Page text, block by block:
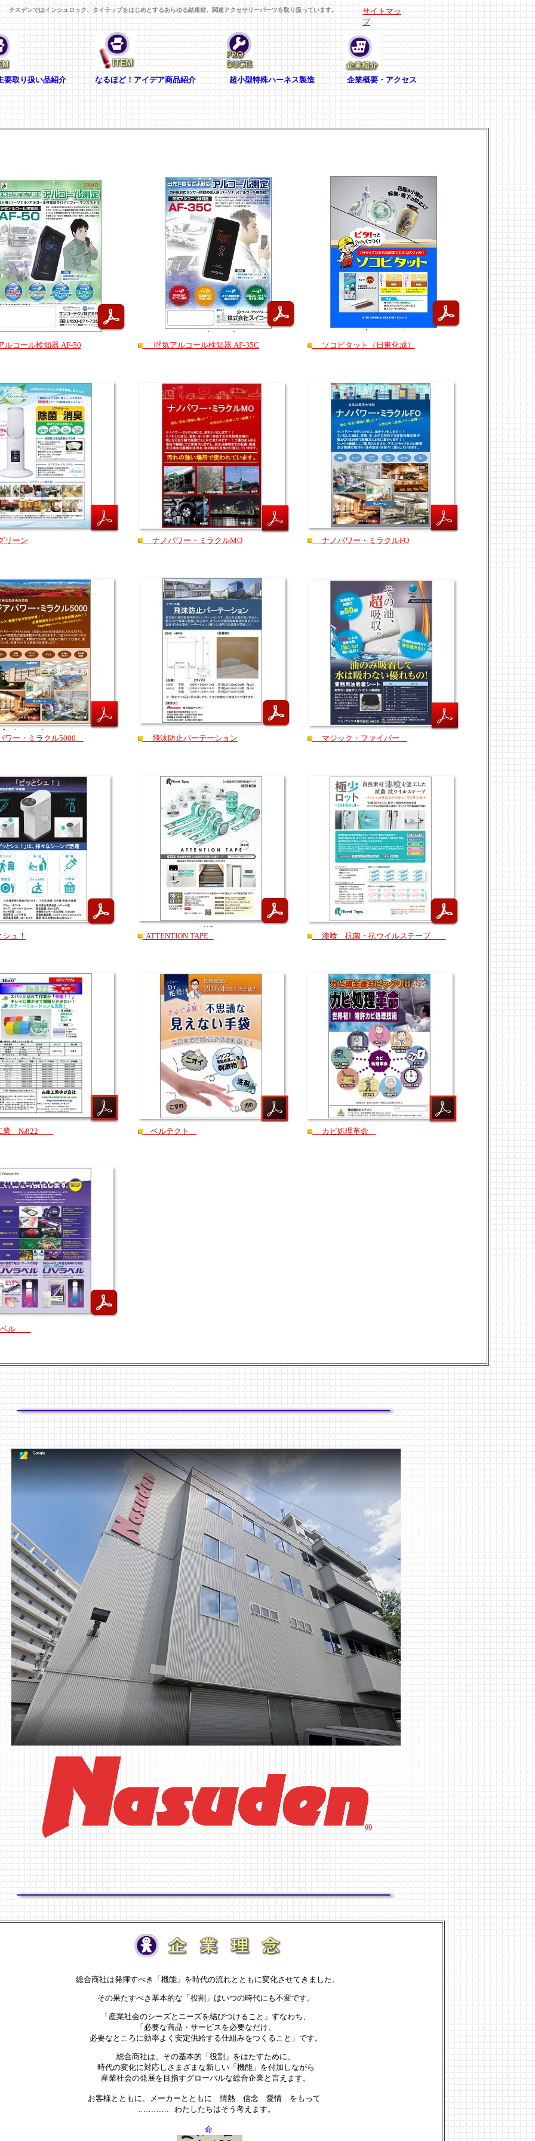
ナスデンではインシュロック、タイラップをはじめとするあらゆる結束材、関連アクセサリーパーツを取り扱っています。
サイトマッ
プ
取り扱い品紹介 なるほど！アイデア商品紹介 超小型特殊ハーネス製造 企業概要・アクセス
ルコール検知器 AF-50 呼気アルコール検知器 AF-35C ソコピタット （日東化成）
ーン ナノパワー・ミラクルMO ナノパワー・ミラクルFO
ー・ミラクル5000 飛沫防止パーテーション マジック・ファイバー
ュ！ ATTENTION TAPE 漆喰 抗菌・抗ウイルステープ
業 №822 ベルテクト カビ処理革命
ベル
総合商社は発揮すべき「機能」を時代の流れとともに変化させてきました。
その果たすべき基本的な「役割」はいつの時代にも不変です。
「産業社会のシーズとニーズを結びつけること」すなわち、
「必要な商品・サービスを必要なだけ、
必要なところに効率よく安定供給する仕組みをつくること」です。
総合商社は、その基本的「役割」をはたすために、
時代の変化に対応しさまざまな新しい「機能」を付加しながら
産業社会の発展を目指すグローバルな総合企業と言えます。
お客様とともに、メーカーとともに 情熱 信念 愛情 をもって
………… わたしたちはそう考えます。
命